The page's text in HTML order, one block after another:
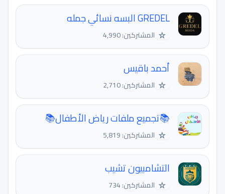
GREDEL البسه نسائي جمله
☆ المشتركين: 4,990
أحمد باقيس
☆ المشتركين: 2,710
📚تجميع ملفات رياض الأطفال📚
☆ المشتركين: 5,819
التشامبيون تشيب
☆ المشتركين: 734